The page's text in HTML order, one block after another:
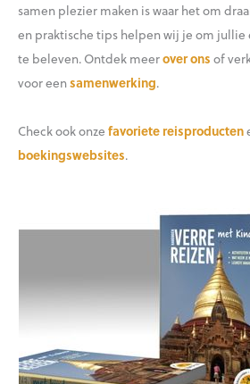
samen plezier maken is waar het om
en praktische tips helpen wij je om
te beleven. Ontdek meerover onsof
voor eensamenwerking.
Check ook onzefavoriete reisproducten
boekingswebsites.